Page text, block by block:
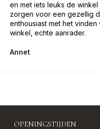
en met iets leuks de winkel
zorgen voor een gezellig
enthousiast met het
winkel, echte aanrader.
Annet
OPENINGSTIJDEN